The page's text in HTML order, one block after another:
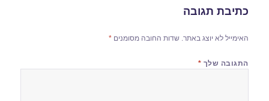
כתיבת תגובה
האימייל לא יוצג באתר. שדות החובה מסומנים*
התגובה שלך *